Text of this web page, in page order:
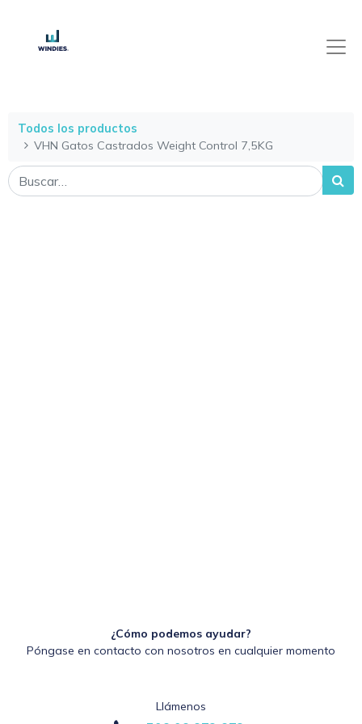
Todos los productos
VHN Gatos Castrados Weight Control 7,5KG
¿Cómo podemos ayudar?
Póngase en contacto con nosotros en cualquier momento
Llámenos